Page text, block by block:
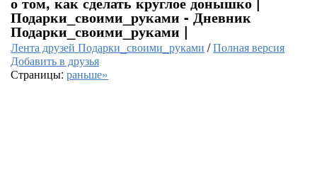
Подарки_своими_руками - Дневник
Подарки_своими_руками |
Лента друзей Подарки_своими_руками /Полная версия
Добавить в друзья
Страницы: раньше»